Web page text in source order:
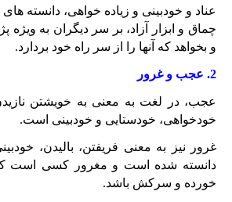
عناد و خودبینی و زیاده خواهی، دانسته
چماق و ابزار آزاد، بر سر دیگران به ویژه
و بخواهد که آنها را از سر راه خود بردارد.
2. عجب و غرور
عجب، در لغت به معنی به خویشتن
خودخواهی، خودستایی و خودبینی است.
غرور نیز به معنی فریفتن، بالیدن،
دانسته شده است و مغرور کسی است
خورده و سرکش باشد.